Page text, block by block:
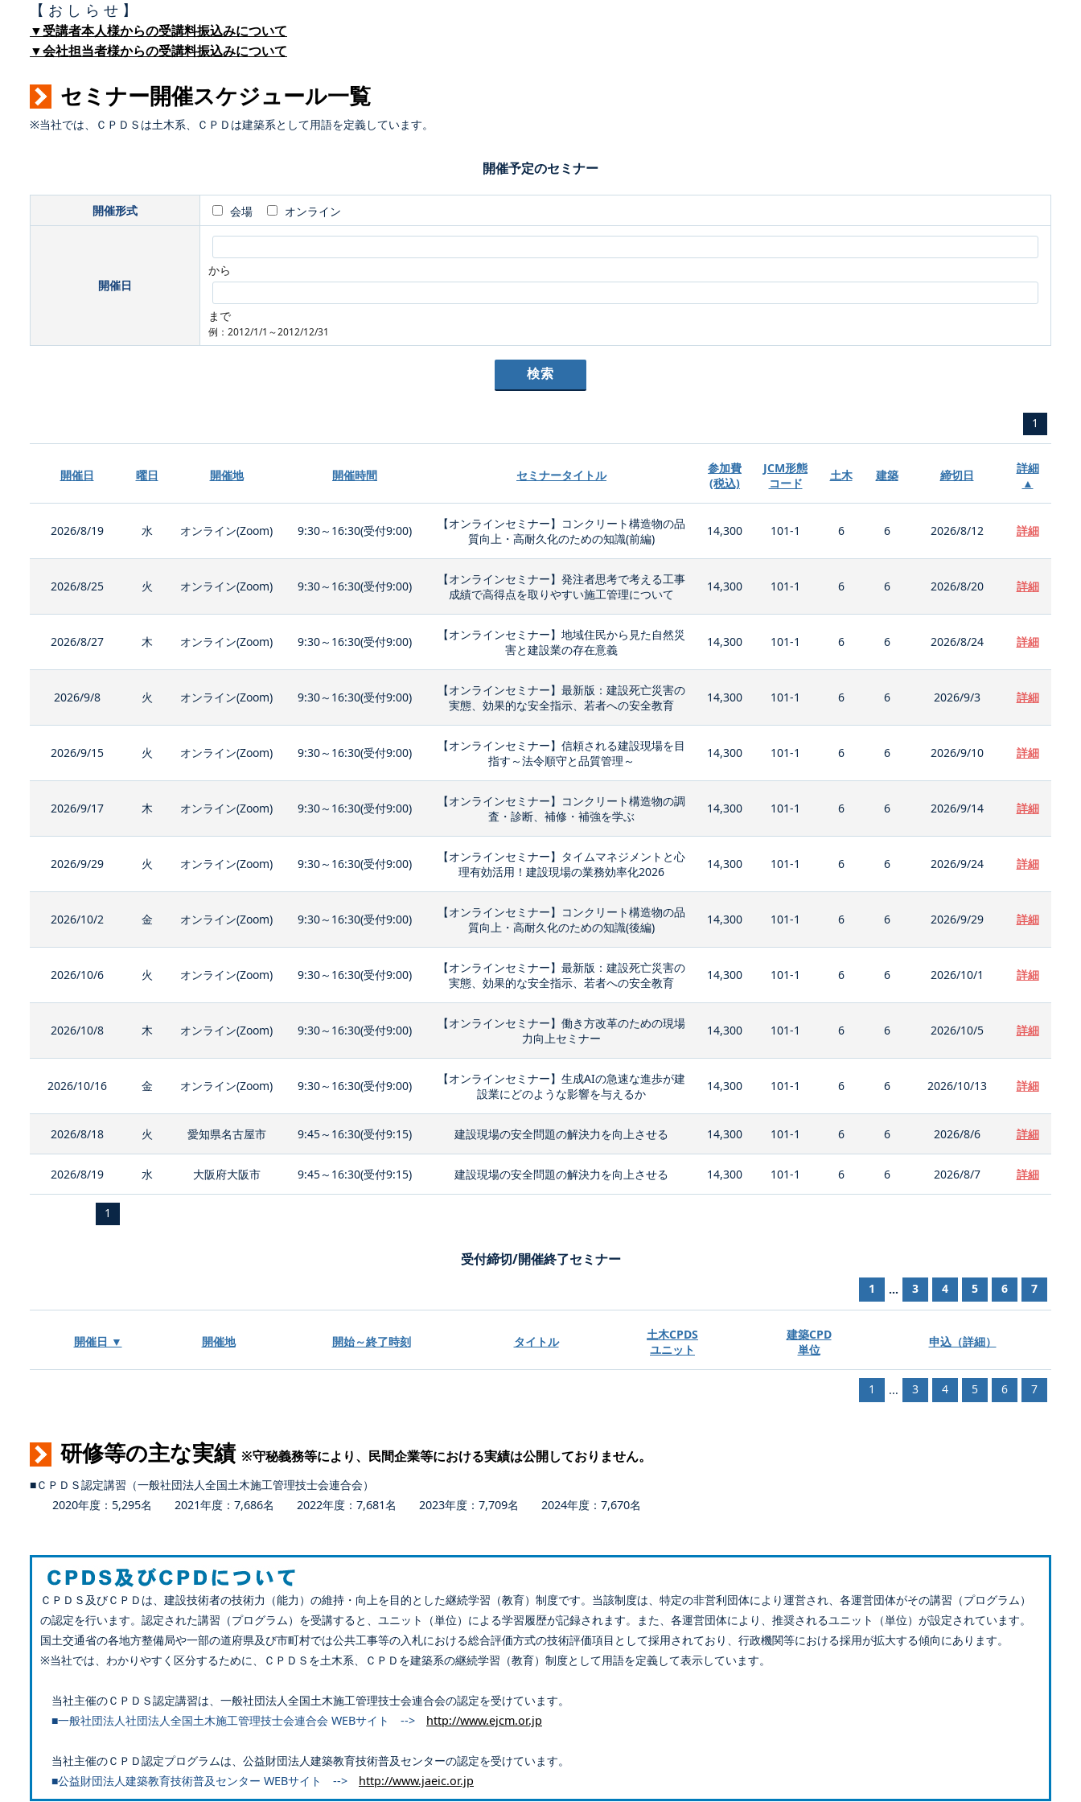
【 お し ら せ 】
▼受講者本人様からの受講料振込みについて
▼会社担当者様からの受講料振込みについて
セミナー開催スケジュール一覧
※当社では、ＣＰＤＳは土木系、ＣＰＤは建築系として用語を定義しています。
開催予定のセミナー
開催形式 会場 オンライン
開催日
から
まで
例：2012/1/1～2012/12/31
1
開催日 曜日 開催地 開催時間 セミナータイトル
参加費
(税込)
JCM形態
コード
土木 建築 締切日
詳細
▲
2026/8/19 水 オンライン(Zoom) 9:30～16:30(受付9:00)
【オンラインセミナー】コンクリート構造物の品
質向上・高耐久化のための知識(前編)
14,300 101-1 6 6 2026/8/12 詳細
2026/8/25 火 オンライン(Zoom) 9:30～16:30(受付9:00)
【オンラインセミナー】発注者思考で考える工事
成績で高得点を取りやすい施工管理について
14,300 101-1 6 6 2026/8/20 詳細
2026/8/27 木 オンライン(Zoom) 9:30～16:30(受付9:00)
【オンラインセミナー】地域住民から見た自然災
害と建設業の存在意義
14,300 101-1 6 6 2026/8/24 詳細
2026/9/8 火 オンライン(Zoom) 9:30～16:30(受付9:00)
【オンラインセミナー】最新版：建設死亡災害の
実態、効果的な安全指示、若者への安全教育
14,300 101-1 6 6 2026/9/3 詳細
2026/9/15 火 オンライン(Zoom) 9:30～16:30(受付9:00)
【オンラインセミナー】信頼される建設現場を目
指す～法令順守と品質管理～
14,300 101-1 6 6 2026/9/10 詳細
2026/9/17 木 オンライン(Zoom) 9:30～16:30(受付9:00)
【オンラインセミナー】コンクリート構造物の調
査・診断、補修・補強を学ぶ
14,300 101-1 6 6 2026/9/14 詳細
2026/9/29 火 オンライン(Zoom) 9:30～16:30(受付9:00)
【オンラインセミナー】タイムマネジメントと心
理有効活用！建設現場の業務効率化2026
14,300 101-1 6 6 2026/9/24 詳細
2026/10/2 金 オンライン(Zoom) 9:30～16:30(受付9:00)
【オンラインセミナー】コンクリート構造物の品
質向上・高耐久化のための知識(後編)
14,300 101-1 6 6 2026/9/29 詳細
2026/10/6 火 オンライン(Zoom) 9:30～16:30(受付9:00)
【オンラインセミナー】最新版：建設死亡災害の
実態、効果的な安全指示、若者への安全教育
14,300 101-1 6 6 2026/10/1 詳細
2026/10/8 木 オンライン(Zoom) 9:30～16:30(受付9:00)
【オンラインセミナー】働き方改革のための現場
力向上セミナー
14,300 101-1 6 6 2026/10/5 詳細
2026/10/16 金 オンライン(Zoom) 9:30～16:30(受付9:00)
【オンラインセミナー】生成AIの急速な進歩が建
設業にどのような影響を与えるか
14,300 101-1 6 6 2026/10/13 詳細
2026/8/18 火 愛知県名古屋市 9:45～16:30(受付9:15) 建設現場の安全問題の解決力を向上させる 14,300 101-1 6 6 2026/8/6 詳細
2026/8/19 水 大阪府大阪市 9:45～16:30(受付9:15) 建設現場の安全問題の解決力を向上させる 14,300 101-1 6 6 2026/8/7 詳細
1
受付締切/開催終了セミナー
1 ... 3 4 5 6 7
開催日 ▼ 開催地 開始～終了時刻 タイトル
土木CPDS
ユニット
建築CPD
単位
申込（詳細）
1 ... 3 4 5 6 7
研修等の主な実績 ※守秘義務等により、民間企業等における実績は公開しておりません。
■ＣＰＤＳ認定講習（一般社団法人全国土木施工管理技士会連合会）
2020年度：5,295名 2021年度：7,686名 2022年度：7,681名 2023年度：7,709名 2024年度：7,670名
ＣＰＤＳ及びＣＰＤは、建設技術者の技術力（能力）の維持・向上を目的とした継続学習（教育）制度です。当該制度は、特定の非営利団体により運営され、各運営団体がその講習（プログラム）
の認定を行います。認定された講習（プログラム）を受講すると、ユニット（単位）による学習履歴が記録されます。また、各運営団体により、推奨されるユニット（単位）が設定されています。
国土交通省の各地方整備局や一部の道府県及び市町村では公共工事等の入札における総合評価方式の技術評価項目として採用されており、行政機関等における採用が拡大する傾向にあります。
※当社では、わかりやすく区分するために、ＣＰＤＳを土木系、ＣＰＤを建築系の継続学習（教育）制度として用語を定義して表示しています。
当社主催のＣＰＤＳ認定講習は、一般社団法人全国土木施工管理技士会連合会の認定を受けています。
■一般社団法人社団法人全国土木施工管理技士会連合会 WEBサイト --> http://www.ejcm.or.jp
当社主催のＣＰＤ認定プログラムは、公益財団法人建築教育技術普及センターの認定を受けています。
■公益財団法人建築教育技術普及センター WEBサイト --> http://www.jaeic.or.jp